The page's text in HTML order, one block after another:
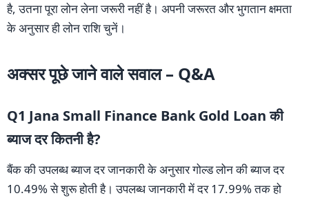
है, उतना पूरा लोन लेना जरूरी नहीं है। अपनी जरूरत और भुगतान क्षमता
के अनुसार ही लोन राशि चुनें।
अक्सर पूछे जाने वाले सवाल – Q&A
Q1 Jana Small Finance Bank Gold Loan की
ब्याज दर कितनी है?
बैंक की उपलब्ध ब्याज दर जानकारी के अनुसार गोल्ड लोन की ब्याज दर
10.49% से शुरू होती है। उपलब्ध जानकारी में दर 17.99% तक हो